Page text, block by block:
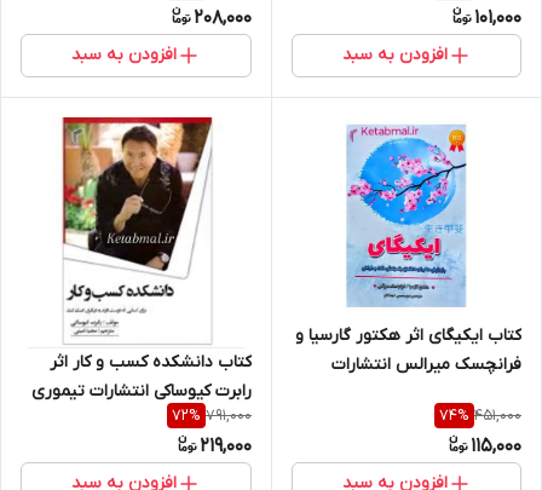
101,000
افزودن به سبد
208,000
افزودن به سبد
کتاب ایکیگای اثر هکتور گارسیا و
فرانچسک میرالس انتشارات
451,000
74%
115,000
افزودن به سبد
کتاب دانشکده کسب و کار اثر
رابرت کیوساکی انتشارات تیموری
791,000
72%
219,000
افزودن به سبد